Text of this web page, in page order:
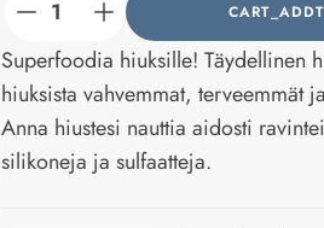
counter_current
Superfoodia hiuksille! Täydellinen
hiuksista vahvemmat, terveemmät
Anna hiustesi nauttia aidosti
silikoneja ja sulfaatteja.